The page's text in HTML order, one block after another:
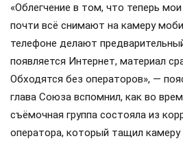
«Облегчение в том, что теперь
почти всё снимают на камеру
телефоне делают
появляется Интернет, материал
Обходятся без операторов», —
глава Союза вспомнил, как во
съёмочная группа состояла из
оператора, который тащил